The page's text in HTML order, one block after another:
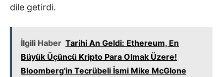
dile getirdi.
İlgili Haber Tarihi An Geldi: Ethereum, En
Büyük Üçüncü Kripto Para Olmak Üzere!
Bloomberg'in Tecrübeli İsmi Mike McGlone